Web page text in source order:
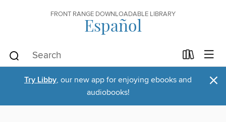
FRONT RANGE DOWNLOADABLE LIBRARY
Español
Try Libby, our new app for enjoying ebooks and
audiobooks!
×